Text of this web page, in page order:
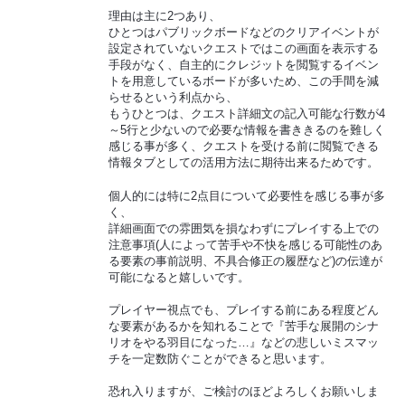
理由は主に2つあり、
ひとつはパブリックボードなどのクリアイベントが
設定されていないクエストではこの画面を表示する
手段がなく、自主的にクレジットを閲覧するイベン
トを用意しているボードが多いため、この手間を減
らせるという利点から、
もうひとつは、クエスト詳細文の記入可能な行数が4
～5行と少ないので必要な情報を書ききるのを難しく
感じる事が多く、クエストを受ける前に閲覧できる
情報タブとしての活用方法に期待出来るためです。
個人的には特に2点目について必要性を感じる事が多
く、
詳細画面での雰囲気を損なわずにプレイする上での
注意事項(人によって苦手や不快を感じる可能性のあ
る要素の事前説明、不具合修正の履歴など)の伝達が
可能になると嬉しいです。
プレイヤー視点でも、プレイする前にある程度どん
な要素があるかを知れることで『苦手な展開のシナ
リオをやる羽目になった…』などの悲しいミスマッ
チを一定数防ぐことができると思います。
恐れ入りますが、ご検討のほどよろしくお願いしま